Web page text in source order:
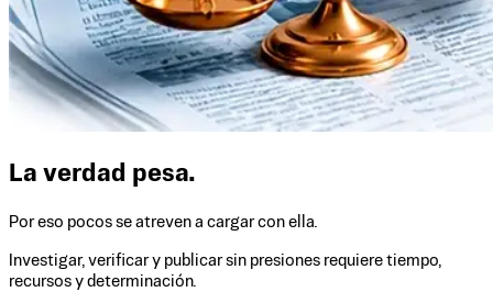
La verdad pesa.
Por eso pocos se atreven a cargar con ella.
Investigar, verificar y publicar sin presiones requiere tiempo,
recursos y determinación.